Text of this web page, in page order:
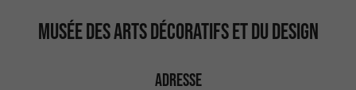
MUSÉE DES ARTS DÉCORATIFS ET DU DESIGN
ADRESSE